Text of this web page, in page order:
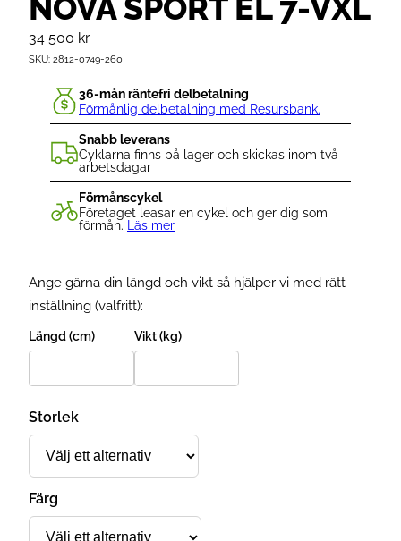
NOVA SPORT EL 7-VXL
34 500 kr
SKU: 2812-0749-260
36-mån räntefri delbetalning
Förmånlig delbetalning med Resursbank.
Snabb leverans
Cyklarna finns på lager och skickas inom två
arbetsdagar
Förmånscykel
Företaget leasar en cykel och ger dig som
förmån. Läs mer
Ange gärna din längd och vikt så hjälper vi med rätt
inställning (valfritt):
Längd (cm) Vikt (kg)
Storlek
Färg